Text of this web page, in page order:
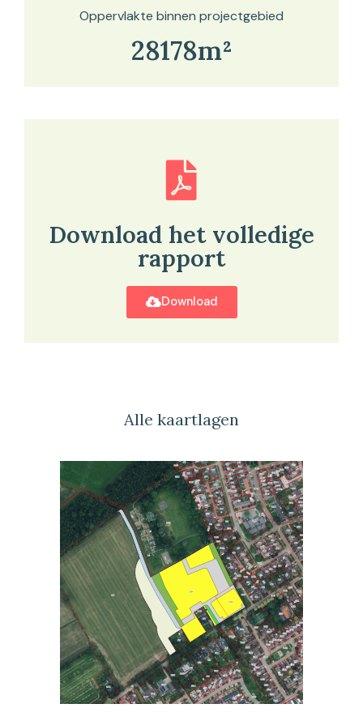
Oppervlakte binnen projectgebied
28178m²
Download het volledige
rapport
Download
Alle kaartlagen